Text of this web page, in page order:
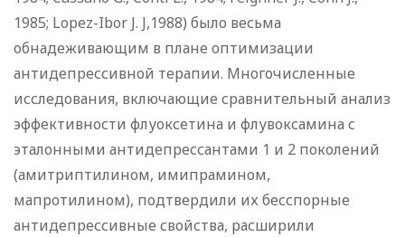
1985; Lopez-Ibor J. J,1988) было весьма
обнадеживающим в плане оптимизации
антидепрессивной терапии. Многочисленные
исследования, включающие сравнительный анализ
эффективности флуоксетина и флувоксамина с
эталонными антидепрессантами 1 и 2 поколений
(амитриптилином, имипрамином,
мапротилином), подтвердили их бесспорные
антидепрессивные свойства, расширили